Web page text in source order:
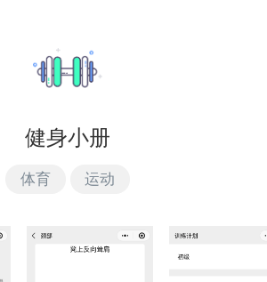
健身小册
体育 运动